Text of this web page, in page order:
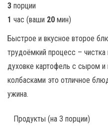
3 порции
1 час (ваши 20 мин)
Быстрое и вкусное второе
трудоёмкий процесс – чистка
духовке картофель с сыром и
колбасками это отличное
ужина.
Продукты (на 3 порции)